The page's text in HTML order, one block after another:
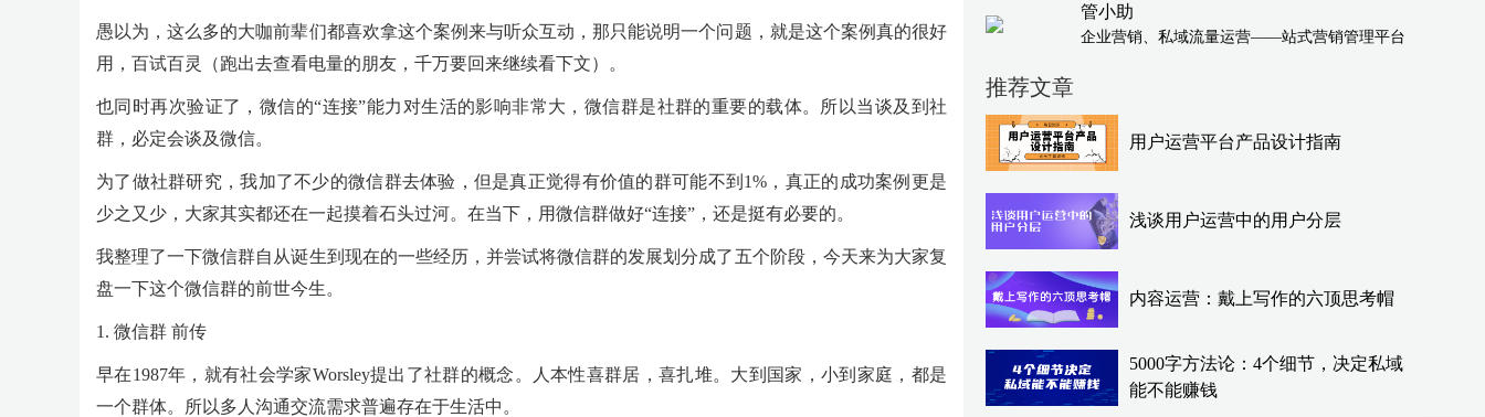
愚以为，这么多的大咖前辈们都喜欢拿这个案例来与听众互动，那只能说明一个问题，就是这个案例真的很好
用，百试百灵（跑出去查看电量的朋友，千万要回来继续看下文）。
也同时再次验证了，微信的“连接”能力对生活的影响非常大，微信群是社群的重要的载体。所以当谈及到社
群，必定会谈及微信。
为了做社群研究，我加了不少的微信群去体验，但是真正觉得有价值的群可能不到1%，真正的成功案例更是
少之又少，大家其实都还在一起摸着石头过河。在当下，用微信群做好“连接”，还是挺有必要的。
我整理了一下微信群自从诞生到现在的一些经历，并尝试将微信群的发展划分成了五个阶段，今天来为大家复
盘一下这个微信群的前世今生。
1. 微信群 前传
早在1987年，就有社会学家Worsley提出了社群的概念。人本性喜群居，喜扎堆。大到国家，小到家庭，都是
一个群体。所以多人沟通交流需求普遍存在于生活中。
管小助
企业营销、私域流量运营——站式营销管理平台
推荐文章
用户运营平台产品设计指南
浅谈用户运营中的用户分层
内容运营：戴上写作的六顶思考帽
5000字方法论：4个细节，决定私域
能不能赚钱